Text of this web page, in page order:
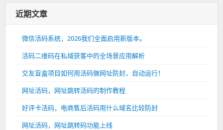
近期文章
微信活码系统，2026我们全面启用新版本。
活码二维码在私域获客中的全场景应用解析
交友盲盒项目如何用活码做网址防封，自动运行！
网址活码，网址跳转活码的制作教程
好评卡活码，电商售后活码用什么域名比较防封
网址活码，网址跳转码功能上线